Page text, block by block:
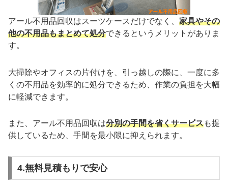
アール不用品回収はスーツケースだけでなく、 家具やその
他の不用品もまとめて処分できるというメリットがありま
す。
大掃除やオフィスの片付けを、引っ越しの際に、一度に多
くの不用品を効率的に処分できるため、作業の負担を大幅
に軽減できます。
また、アール不用品回収は分別の手間を省くサービスも提
供しているため、手間を最小限に抑えられます。
4.無料見積もりで安心